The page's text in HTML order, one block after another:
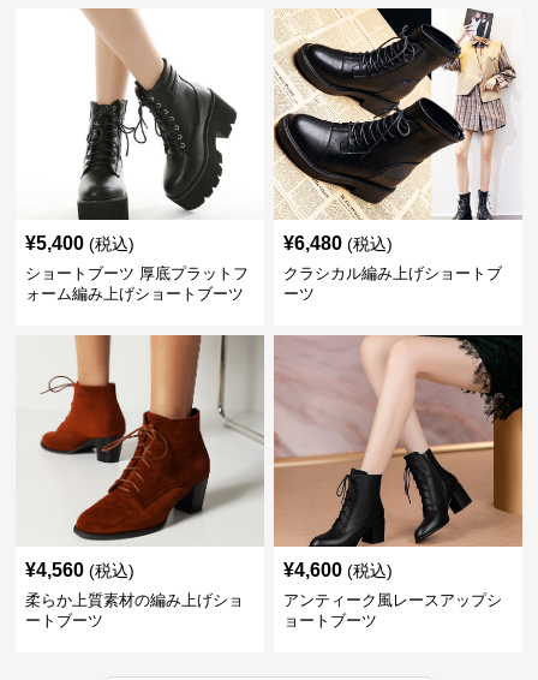
¥5,400 (税込)
ショートブーツ 厚底プラットフ
ォーム編み上げショートブーツ
¥6,480 (税込)
クラシカル編み上げショートブ
ーツ
¥4,560 (税込)
柔らか上質素材の編み上げショ
ートブーツ
¥4,600 (税込)
アンティーク風レースアップシ
ョートブーツ